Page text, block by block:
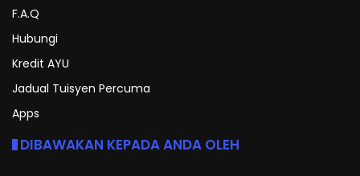
F.A.Q
Hubungi
Kredit AYU
Jadual Tuisyen Percuma
Apps
DIBAWAKAN KEPADA ANDA OLEH